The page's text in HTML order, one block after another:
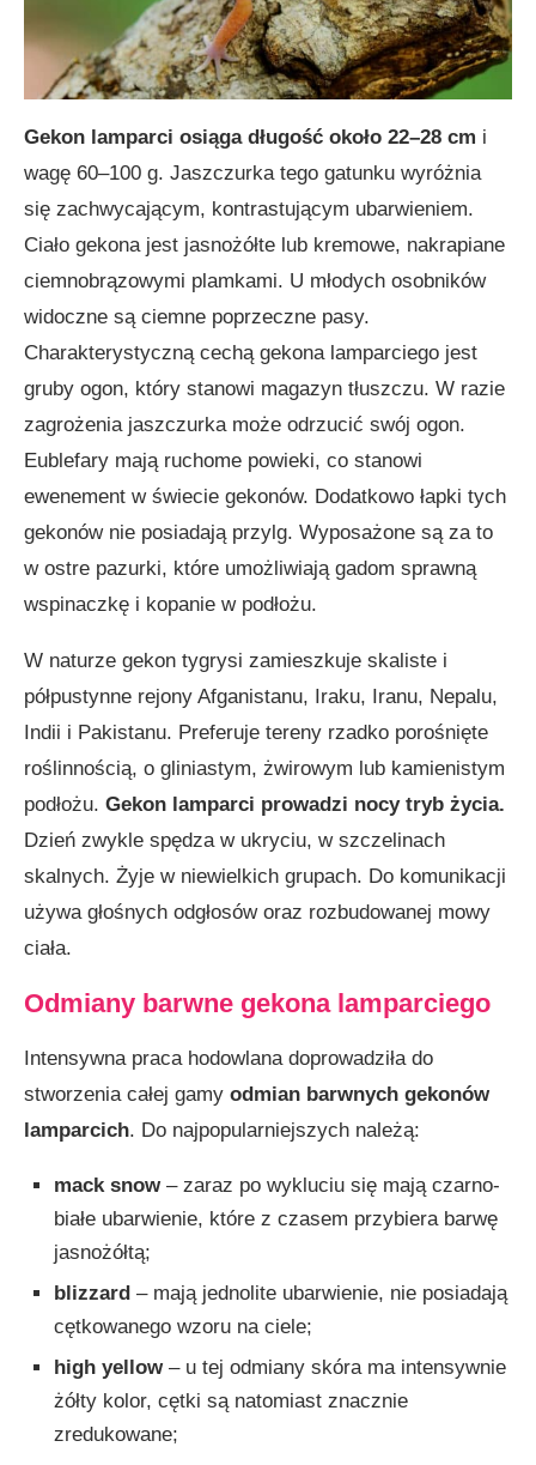
Gekon lamparci osiąga długość około 22–28 cm i
wagę 60–100 g. Jaszczurka tego gatunku wyróżnia
się zachwycającym, kontrastującym ubarwieniem.
Ciało gekona jest jasnożółte lub kremowe, nakrapiane
ciemnobrązowymi plamkami. U młodych osobników
widoczne są ciemne poprzeczne pasy.
Charakterystyczną cechą gekona lamparciego jest
gruby ogon, który stanowi magazyn tłuszczu. W razie
zagrożenia jaszczurka może odrzucić swój ogon.
Eublefary mają ruchome powieki, co stanowi
ewenement w świecie gekonów. Dodatkowo łapki tych
gekonów nie posiadają przylg. Wyposażone są za to
w ostre pazurki, które umożliwiają gadom sprawną
wspinaczkę i kopanie w podłożu.
W naturze gekon tygrysi zamieszkuje skaliste i
półpustynne rejony Afganistanu, Iraku, Iranu, Nepalu,
Indii i Pakistanu. Preferuje tereny rzadko porośnięte
roślinnością, o gliniastym, żwirowym lub kamienistym
podłożu. Gekon lamparci prowadzi nocy tryb życia.
Dzień zwykle spędza w ukryciu, w szczelinach
skalnych. Żyje w niewielkich grupach. Do komunikacji
używa głośnych odgłosów oraz rozbudowanej mowy
ciała.
Odmiany barwne gekona lamparciego
Intensywna praca hodowlana doprowadziła do
stworzenia całej gamy odmian barwnych gekonów
lamparcich. Do najpopularniejszych należą:
mack snow– zaraz po wykluciu się mają czarno-
białe ubarwienie, które z czasem przybiera barwę
jasnożółtą;
blizzard – mają jednolite ubarwienie, nie posiadają
cętkowanego wzoru na ciele;
high yellow– u tej odmiany skóra ma intensywnie
żółty kolor, cętki są natomiast znacznie
zredukowane;